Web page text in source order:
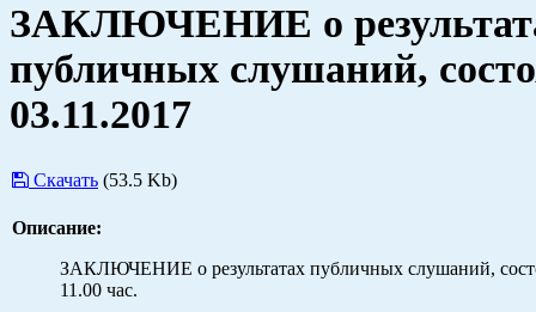
ЗАКЛЮЧЕНИЕ о
публичных слушаний,
03.11.2017
Скачать (53.5 Kb)
Описание:
ЗАКЛЮЧЕНИЕ о результатах публичных слушаний,
11.00 час.